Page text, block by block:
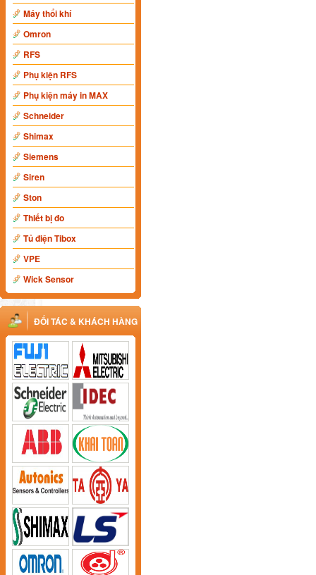
Máy thổi khí
Omron
RFS
Phụ kiện RFS
Phụ kiện máy in MAX
Schneider
Shimax
Siemens
Siren
Ston
Thiết bị đo
Tủ điện Tibox
VPE
Wick Sensor
ĐỐI TÁC & KHÁCH HÀNG